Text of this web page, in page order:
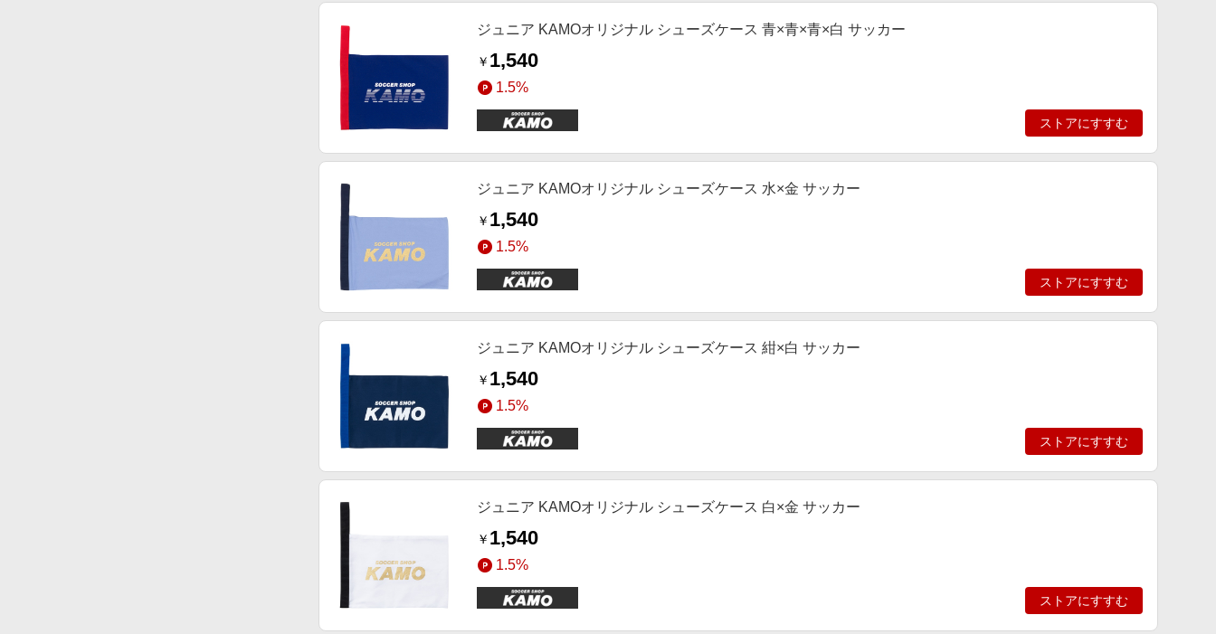
ジュニア KAMOオリジナル シューズケース 青×青×青×白 サッカー
￥ 1,540
1.5%
ストアにすすむ
ジュニア KAMOオリジナル シューズケース 水×金 サッカー
￥ 1,540
1.5%
ストアにすすむ
ジュニア KAMOオリジナル シューズケース 紺×白 サッカー
￥ 1,540
1.5%
ストアにすすむ
ジュニア KAMOオリジナル シューズケース 白×金 サッカー
￥ 1,540
1.5%
ストアにすすむ